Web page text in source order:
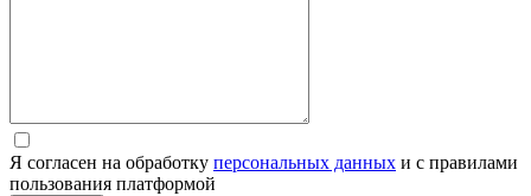
Я согласен на обработку персональных данных и с правилами
пользования платформой